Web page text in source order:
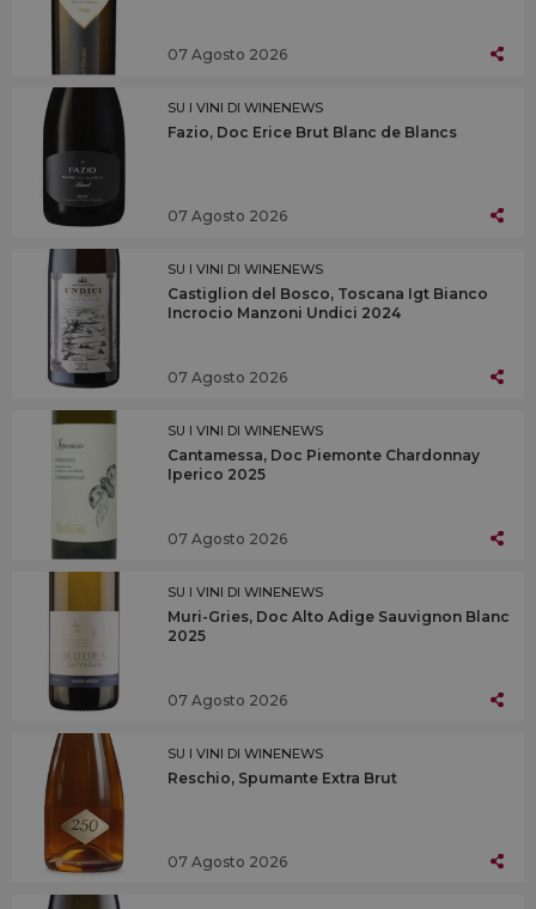
07 Agosto 2026
SU I VINI DI WINENEWS
Fazio, Doc Erice Brut Blanc de Blancs
07 Agosto 2026
SU I VINI DI WINENEWS
Castiglion del Bosco, Toscana Igt Bianco
Incrocio Manzoni Undici 2024
07 Agosto 2026
SU I VINI DI WINENEWS
Cantamessa, Doc Piemonte Chardonnay
Iperico 2025
07 Agosto 2026
SU I VINI DI WINENEWS
Muri-Gries, Doc Alto Adige Sauvignon Blanc
2025
07 Agosto 2026
SU I VINI DI WINENEWS
Reschio, Spumante Extra Brut
07 Agosto 2026